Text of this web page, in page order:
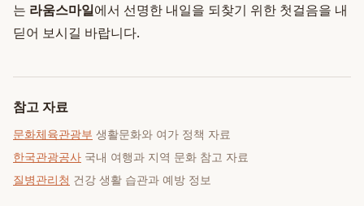
는 라움스마일에서 선명한 내일을 되찾기 위한 첫걸음을 내
딛어 보시길 바랍니다.
참고 자료
문화체육관광부 생활문화와 여가 정책 자료
한국관광공사 국내 여행과 지역 문화 참고 자료
질병관리청 건강 생활 습관과 예방 정보